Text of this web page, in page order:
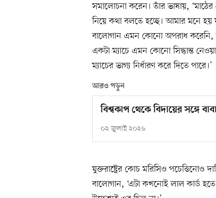
সমালোচনা করেন। তাঁর ভাষায়,
নিয়ে কথা বলতে হচ্ছে। আমার মনে হয়
বালোগান এমন কোনো অপরাধ করেনি,
একটা ম্যাচে এমন কোনো সিদ্ধান্ত
ম্যাচের ভাগ্য নির্ধারণ করে দিতে পারে।’
আরও পড়ুন
বিশ্বকাপ থেকে বিদায়ের সঙ্গে
০২ জুলাই ২০২৬
যুক্তরাষ্ট্রের কোচ মরিসিও
বালোগান, ‘এটা কখনোই লাল কার্ড